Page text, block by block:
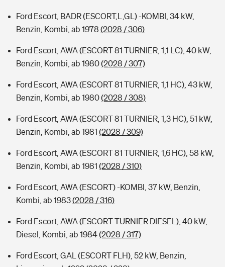
Ford Escort, BADR (ESCORT,L,GL) -KOMBI, 34 kW,
Benzin, Kombi, ab 1978 (2028 / 306)
Ford Escort, AWA (ESCORT 81 TURNIER, 1,1 LC), 40 kW,
Benzin, Kombi, ab 1980(2028 / 307)
Ford Escort, AWA (ESCORT 81 TURNIER, 1,1 HC), 43 kW,
Benzin, Kombi, ab 1980(2028 / 308)
Ford Escort, AWA (ESCORT 81 TURNIER, 1,3 HC), 51 kW,
Benzin, Kombi, ab 1981 (2028 / 309)
Ford Escort, AWA (ESCORT 81 TURNIER, 1,6 HC), 58 kW,
Benzin, Kombi, ab 1981 (2028 / 310)
Ford Escort, AWA (ESCORT) -KOMBI, 37 kW, Benzin,
Kombi, ab 1983(2028 / 316)
Ford Escort, AWA (ESCORT TURNIER DIESEL), 40 kW,
Diesel, Kombi, ab 1984(2028 / 317)
Ford Escort, GAL (ESCORT FLH), 52 kW, Benzin,